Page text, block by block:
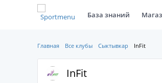
База знаний
Главная Все клубы Сыктывкар InFit
InFit